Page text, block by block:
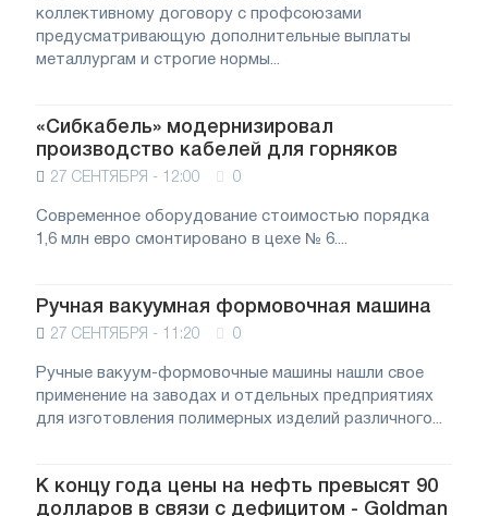
коллективному договору с профсоюзами
предусматривающую дополнительные выплаты
металлургам и строгие нормы...
«Сибкабель» модернизировал
производство кабелей для горняков
27 СЕНТЯБРЯ - 12:00 0
Современное оборудование стоимостью порядка
1,6 млн евро смонтировано в цехе № 6....
Ручная вакуумная формовочная машина
27 СЕНТЯБРЯ - 11:20 0
Ручные вакуум-формовочные машины нашли свое
применение на заводах и отдельных предприятиях
для изготовления полимерных изделий различного...
К концу года цены на нефть превысят 90
долларов в связи с дефицитом - Goldman